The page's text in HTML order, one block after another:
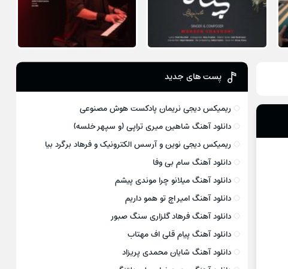
پست های جدید
ریمیکس دیجی نریمان پادکست هوش مصنوعی
دانلود آهنگ شاهین میری تراپی (و سپهر خلسه)
ریمیکس دیجی نوین و آرسس الکترونیک و فرهاد برگرد بیا
دانلود آهنگ سام بی وفا
دانلود آهنگ میلانو چرا موندی پیشم
دانلود آهنگ امیر اچ تو همو داریم
دانلود آهنگ فرهاد گلزاری سنگ صبور
دانلود آهنگ پیام قلی اف مهتاب
دانلود آهنگ شایان محمدی پریزاد